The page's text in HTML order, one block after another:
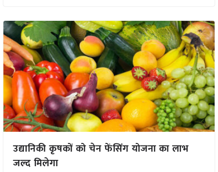
उद्यानिकी कृषकों को चेन फेंसिंग योजना का लाभ
जल्द मिलेगा